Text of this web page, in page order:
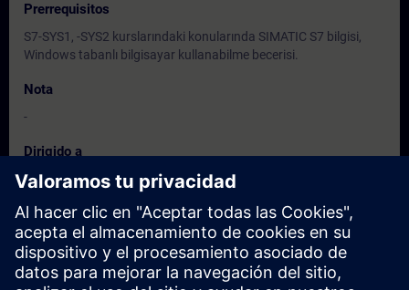
Prerrequisitos
S7-SYS1, -SYS2 kurslarındaki konularında SIMATIC S7 bilgisi,
Windows tabanlı bilgisayar kullanabilme becerisi.
Nota
-
Dirigido a
Elektrik ve otomasyona yönelik montaj, proje, bakım ve işletme
personeli, mühendisler, teknisyenler ve ustabaşılar.
Fechas e inscripción